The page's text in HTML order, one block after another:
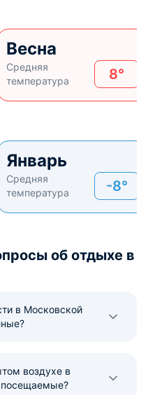
Весна
Средняя
температура
8°
Январь
Средняя
температура
-8°
об отдыхе в
в Московской
воздухе в